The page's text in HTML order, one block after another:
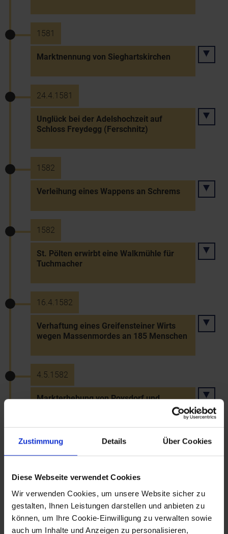
Zustimmung Details Über Cookies
Diese Webseite verwendet Cookies
Wir verwenden Cookies, um unsere Website sicher zu
gestalten, Ihnen Leistungen darstellen und anbieten zu
können, um Ihre Cookie-Einwilligung zu verwalten sowie
auch um Inhalte und Anzeigen zu personalisieren,
1581
Marktnennung von Sieghartskirchen
24.4.1581
Unglück bei der Adelshochzeit auf
Schloss Freydegg (Ferschnitz)
1582
Verleihung eines Wappens an Schrems
1582
St. Pölten erwirbt eine Walkmühle für
Tuchmacher
16.4.1582
Verhaftung eines Greifensteiner Wirts
wegen Massenmordes an 185 Menschen
4.5.1582
Markterhebung von Poysdorf und
1583
Aufhebung des Benediktinerinnenstiftes
in Erla - Stiftsgüter zur Dotation des
Wiener Königinkloster der Klarissen